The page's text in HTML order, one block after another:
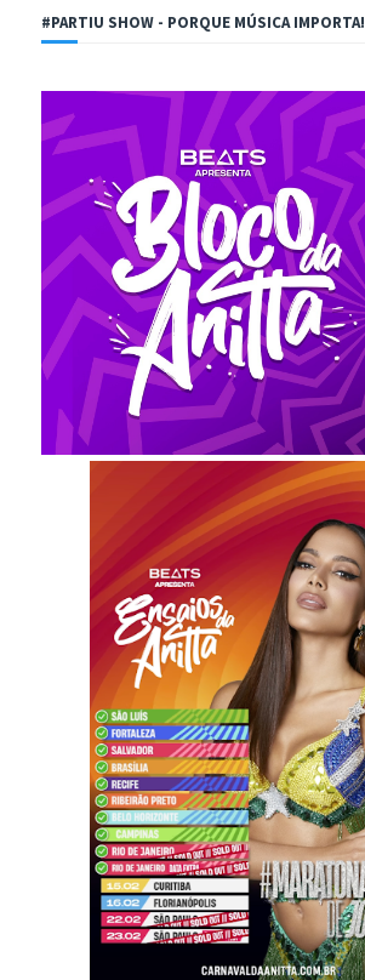
#PARTIU SHOW - PORQUE MÚSICA IMPORTA!